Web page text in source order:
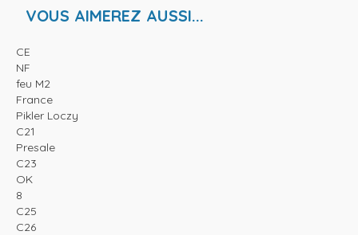
VOUS AIMEREZ AUSSI...
CE
NF
feu M2
France
Pikler Loczy
C21
Presale
C23
OK
8
C25
C26